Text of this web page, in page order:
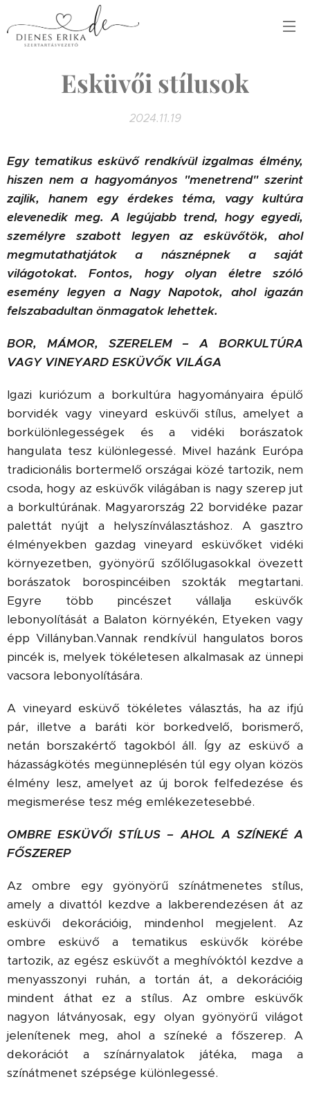
Esküvői stílusok
2024.11.19
Egy tematikus esküvő rendkívül izgalmas élmény,
hiszen nem a hagyományos "menetrend" szerint
zajlik, hanem egy érdekes téma, vagy kultúra
elevenedik meg. A legújabb trend, hogy egyedi,
személyre szabott legyen az esküvőtök, ahol
megmutathatjátok a násznépnek a saját
világotokat. Fontos, hogy olyan életre szóló
esemény legyen a Nagy Napotok, ahol igazán
felszabadultan önmagatok lehettek.
BOR, MÁMOR, SZERELEM – A BORKULTÚRA
VAGY VINEYARD ESKÜVŐK VILÁGA
Igazi kuriózum a borkultúra hagyományaira épülő
borvidék vagy vineyard esküvői stílus, amelyet a
borkülönlegességek és a vidéki borászatok
hangulata tesz különlegessé. Mivel hazánk Európa
tradicionális bortermelő országai közé tartozik, nem
csoda, hogy az esküvők világában is nagy szerep jut
a borkultúrának. Magyarország 22 borvidéke pazar
palettát nyújt a helyszínválasztáshoz. A gasztro
élményekben gazdag vineyard esküvőket vidéki
környezetben, gyönyörű szőlőlugasokkal övezett
borászatok borospincéiben szokták megtartani.
Egyre több pincészet vállalja esküvők
lebonyolítását a Balaton környékén, Etyeken vagy
épp Villányban.Vannak rendkívül hangulatos boros
pincék is, melyek tökéletesen alkalmasak az ünnepi
vacsora lebonyolítására.
A vineyard esküvő tökéletes választás, ha az ifjú
pár, illetve a baráti kör borkedvelő, borismerő,
netán borszakértő tagokból áll. Így az esküvő a
házasságkötés megünneplésén túl egy olyan közös
élmény lesz, amelyet az új borok felfedezése és
megismerése tesz még emlékezetesebbé.
OMBRE ESKÜVŐI STÍLUS – AHOL A SZÍNEKÉ A
FŐSZEREP
Az ombre egy gyönyörű színátmenetes stílus,
amely a divattól kezdve a lakberendezésen át az
esküvői dekorációig, mindenhol megjelent. Az
ombre esküvő a tematikus esküvők körébe
tartozik, az egész esküvőt a meghívóktól kezdve a
menyasszonyi ruhán, a tortán át, a dekorációig
mindent áthat ez a stílus. Az ombre esküvők
nagyon látványosak, egy olyan gyönyörű világot
jelenítenek meg, ahol a színeké a főszerep. A
dekorációt a színárnyalatok játéka, maga a
színátmenet szépsége különlegessé.